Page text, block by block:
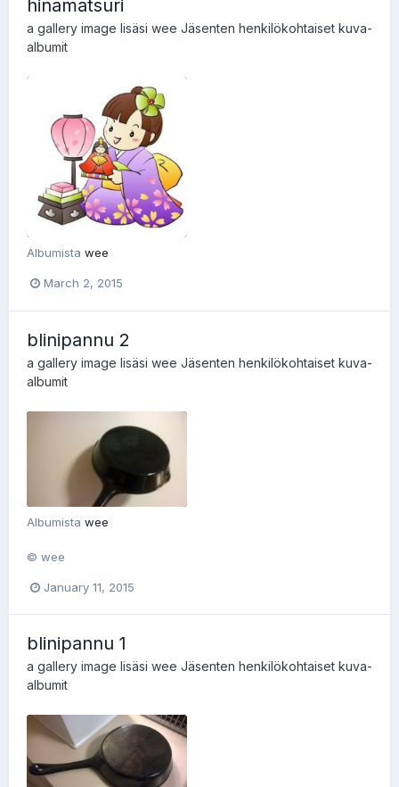
hinamatsuri
a gallery image lisäsi wee Jäsenten henkilökohtaiset kuva-
albumit
Albumista wee
March 2, 2015
blinipannu 2
a gallery image lisäsi wee Jäsenten henkilökohtaiset kuva-
albumit
Albumista wee
© wee
January 11, 2015
blinipannu 1
a gallery image lisäsi wee Jäsenten henkilökohtaiset kuva-
albumit